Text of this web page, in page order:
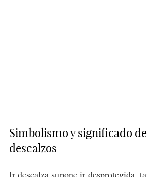
Simbolismo y significado
descalzos
Ir descalza supone ir desprotegida,